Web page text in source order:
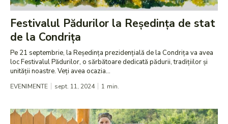
Festivalul Pădurilor la Reședința de stat
de la Condrița
Pe 21 septembrie, la Reședința prezidențială de la Condrița va avea
loc Festivalul Pădurilor, o sărbătoare dedicată pădurii, tradițiilor și
unității noastre. Veți avea ocazia...
EVENIMENTE sept. 11, 2024 1 min.